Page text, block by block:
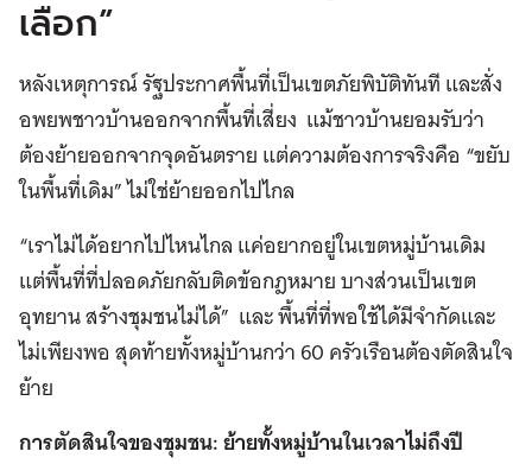
เลือก”
หลังเหตุการณ์ รัฐประกาศพื้นที่เป็นเขตภัยพิบัติทันที และสั่ง
อพยพชาวบ้านออกจากพื้นที่เสี่ยง แม้ชาวบ้านยอมรับว่า
ต้องย้ายออกจากจุดอันตราย แต่ความต้องการจริงคือ “ขยับ
ในพื้นที่เดิม” ไม่ใช่ย้ายออกไปไกล
“เราไม่ได้อยากไปไหนไกล แค่อยากอยู่ในเขตหมู่บ้านเดิม
แต่พื้นที่ที่ปลอดภัยกลับติดข้อกฎหมาย บางส่วนเป็นเขต
อุทยาน สร้างชุมชนไม่ได้” และ พื้นที่ที่พอใช้ได้มีจำกัดและ
ไม่เพียงพอ สุดท้ายทั้งหมู่บ้านกว่า 60 ครัวเรือนต้องตัดสินใจ
ย้าย
การตัดสินใจของชุมชน: ย้ายทั้งหมู่บ้านในเวลาไม่ถึงปี